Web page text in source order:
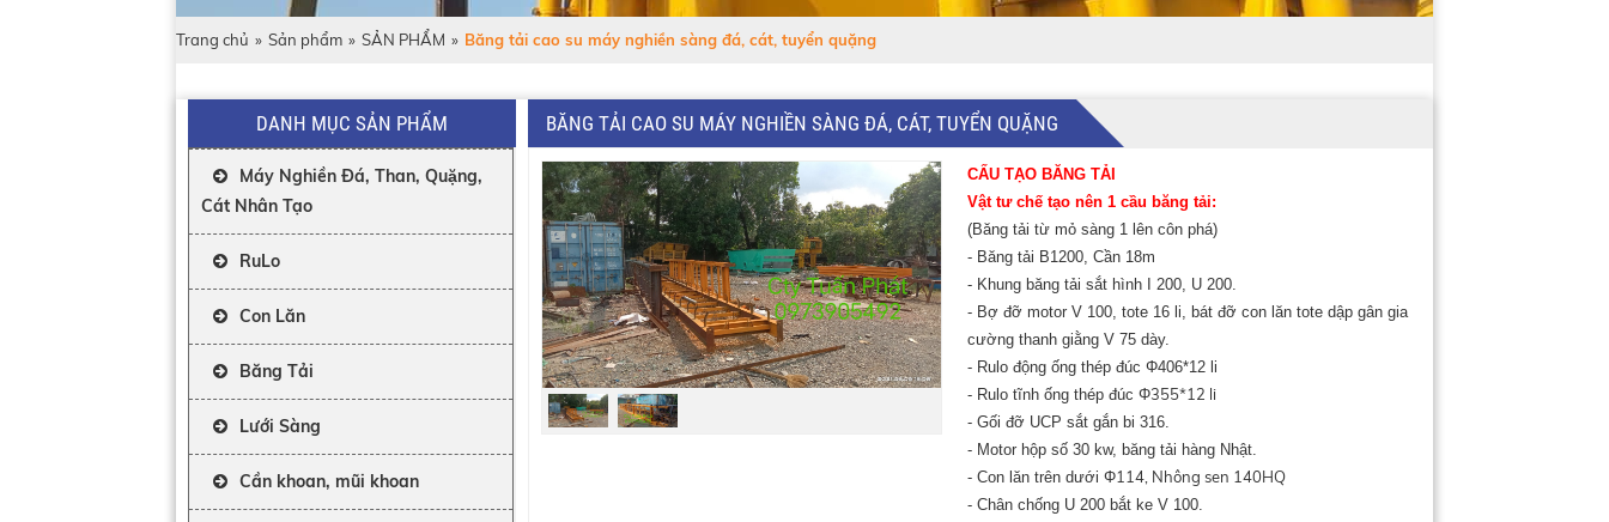
Trang chủ » Sản phẩm » SẢN PHẨM » Băng tải cao su máy nghiền sàng đá, cát, tuyển quặng
DANH MỤC SẢN PHẨM
Máy Nghiền Đá, Than, Quặng,
Cát Nhân Tạo
RuLo
Con Lăn
Băng Tải
Lưới Sàng
Cần khoan, mũi khoan
BĂNG TẢI CAO SU MÁY NGHIỀN SÀNG ĐÁ, CÁT, TUYỂN QUẶNG
CẤU TẠO BĂNG TẢI
Vật tư chế tạo nên 1 cầu băng tải:
(Băng tải từ mỏ sàng 1 lên côn phá)
- Băng tải B1200, Cần 18m
- Khung băng tải sắt hình I 200, U 200.
- Bợ đỡ motor V 100, tote 16 li, bát đỡ con lăn tote dập gân gia
cường thanh giằng V 75 dày.
- Rulo động ống thép đúc Φ406*12 li
- Rulo tĩnh ống thép đúc Φ355*12 li
- Gối đỡ UCP sắt gắn bi 316.
- Motor hộp số 30 kw, băng tải hàng Nhật.
- Con lăn trên dưới Φ114, Nhông sen 140HQ
- Chân chống U 200 bắt ke V 100.